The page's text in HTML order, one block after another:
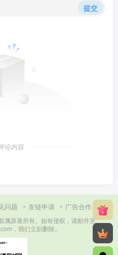
提交
论内容
问题 友链申请 广告合作
属原著所有。如有侵权，请邮件至
，我们立刻删除。